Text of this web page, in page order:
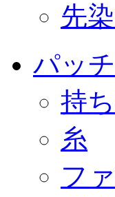
先
パッ
持
糸
フ